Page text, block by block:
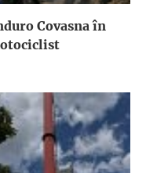
Covasna în